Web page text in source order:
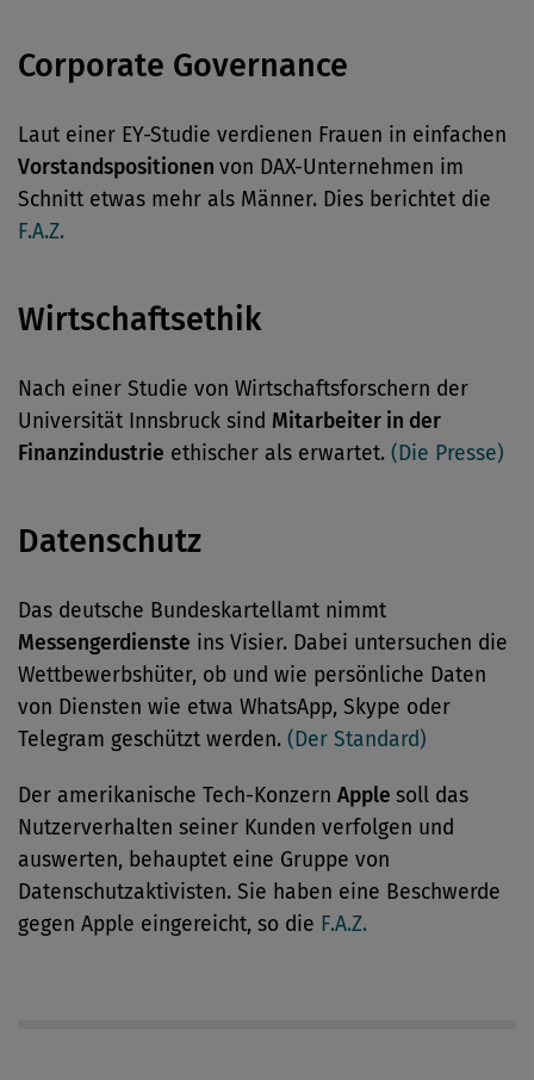
Corporate Governance
Laut einer EY-Studie verdienen Frauen in einfachen
Vorstandspositionen von DAX-Unternehmen im
Schnitt etwas mehr als Männer. Dies berichtet die
F.A.Z.
Wirtschaftsethik
Nach einer Studie von Wirtschaftsforschern der
Universität Innsbruck sind Mitarbeiter in der
Finanzindustrie ethischer als erwartet. (Die Presse)
Datenschutz
Das deutsche Bundeskartellamt nimmt
Messengerdienste ins Visier. Dabei untersuchen die
Wettbewerbshüter, ob und wie persönliche Daten
von Diensten wie etwa WhatsApp, Skype oder
Telegram geschützt werden. (Der Standard)
Der amerikanische Tech-Konzern Apple soll das
Nutzerverhalten seiner Kunden verfolgen und
auswerten, behauptet eine Gruppe von
Datenschutzaktivisten. Sie haben eine Beschwerde
gegen Apple eingereicht, so die F.A.Z.